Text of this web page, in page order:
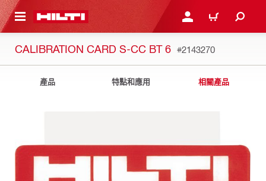
主要內容 登入或註冊購物車
CALIBRATION CARD S-CC BT 6 #2143270
產品 特點和應用 相關產品